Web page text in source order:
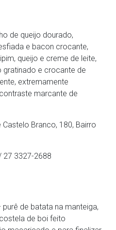
de queijo dourado,
e bacon crocante,
queijo e creme de leite,
e crocante de
extremamente
marcante de
Branco, 180, Bairro
27 3327-2688
purê de batata na manteiga,
de boi feito